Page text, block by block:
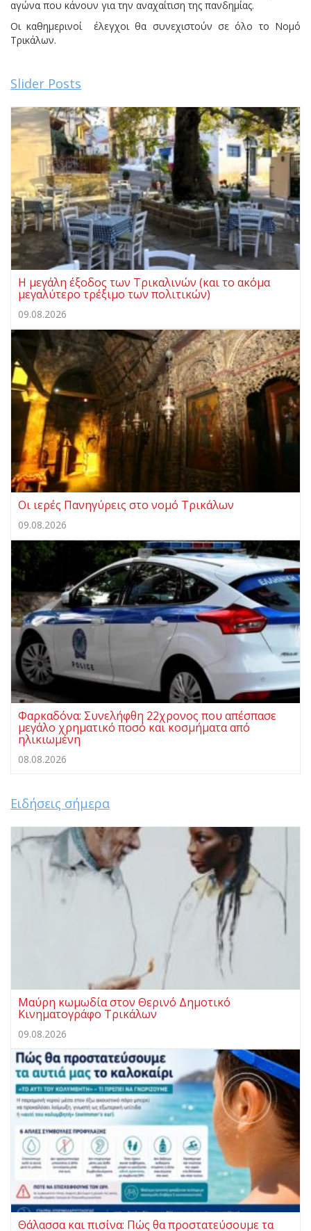
αγώνα που κάνουν για την αναχαίτιση της πανδημίας.
Οι καθημερινοί έλεγχοι θα συνεχιστούν σε όλο το Νομό
Τρικάλων.
Slider Posts
Η μεγάλη έξοδος των Τρικαλινών (και το ακόμα
μεγαλύτερο τρέξιμο των πολιτικών)
09.08.2026
Οι ιερές Πανηγύρεις στο νομό Τρικάλων
09.08.2026
Φαρκαδόνα: Συνελήφθη 22χρονος που απέσπασε
μεγάλο χρηματικό ποσό και κοσμήματα από
ηλικιωμένη
08.08.2026
Ειδήσεις σήμερα
Μαύρη κωμωδία στον Θερινό Δημοτικό
Κινηματογράφο Τρικάλων
09.08.2026
Θάλασσα και πισίνα: Πώς θα προστατεύσουμε τα